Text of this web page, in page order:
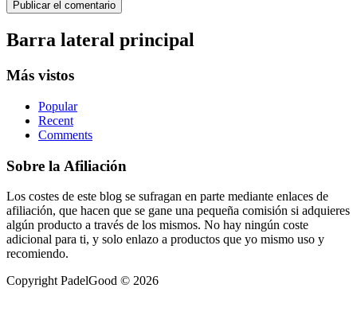
Barra lateral principal
Más vistos
Popular
Recent
Comments
Sobre la Afiliación
Los costes de este blog se sufragan en parte mediante enlaces de
afiliación, que hacen que se gane una pequeña comisión si adquieres
algún producto a través de los mismos. No hay ningún coste
adicional para ti, y solo enlazo a productos que yo mismo uso y
recomiendo.
Copyright PadelGood © 2026